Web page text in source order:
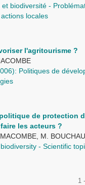
biodiversité -
locales
l'agritourisme ?
Politiques de
de protection
les acteurs ?
M.
- Scientific
1